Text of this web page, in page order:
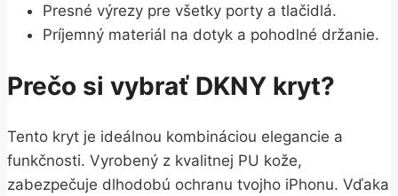
Presné výrezy pre všetky porty a tlačidlá.
Príjemný materiál na dotyk a pohodlné držanie.
Prečo si vybrať DKNY kryt?
Tento kryt je ideálnou kombináciou elegancie a
funkčnosti. Vyrobený z kvalitnej PU kože,
zabezpečuje dlhodobú ochranu tvojho iPhonu. Vďaka